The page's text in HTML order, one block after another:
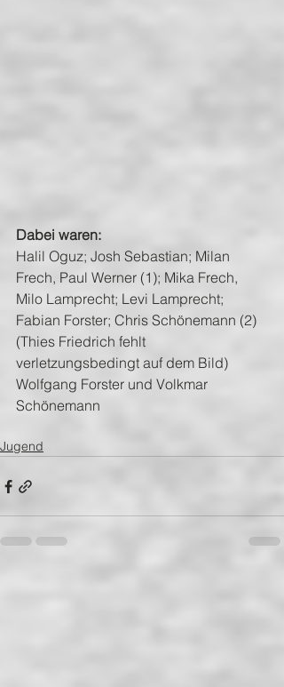
Dabei waren:
Halil Oguz; Josh Sebastian; Milan
Frech, Paul Werner (1); Mika Frech,
Milo Lamprecht; Levi Lamprecht;
Fabian Forster; Chris Schönemann (2)
(Thies Friedrich fehlt
verletzungsbedingt auf dem Bild)
Wolfgang Forster und Volkmar
Schönemann
Jugend